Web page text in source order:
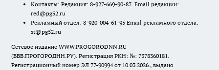
Контакты: Редакция: 8-927-669-90-87 Email редакции:
red@pg52.ru
Рекламный отдел: 8-920-004-61-95 Email рекламного отдела:
st@pg52.ru
Сетевое издание WWW.PROGORODNN.RU
(ВВВ.ПРОГОРОДНН.РУ). Регистрация РКН: №: 7378360181.
Регистрационный номер ЭЛ 77-90994 от 10.03.2026., выдано